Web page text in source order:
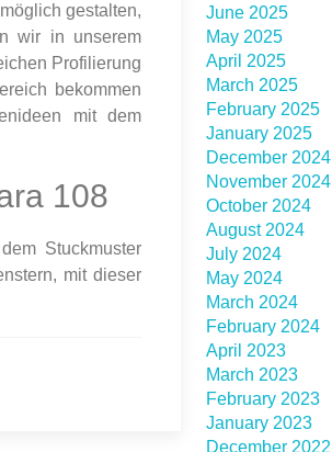
gestalten,
wir in unserem
Profilierung
bekommen
mit dem
108
Stuckmuster
mit dieser
June 2025
May 2025
April 2025
March 2025
February 2025
January 2025
December 2024
November 2024
October 2024
August 2024
July 2024
May 2024
March 2024
February 2024
April 2023
March 2023
February 2023
January 2023
December 2022